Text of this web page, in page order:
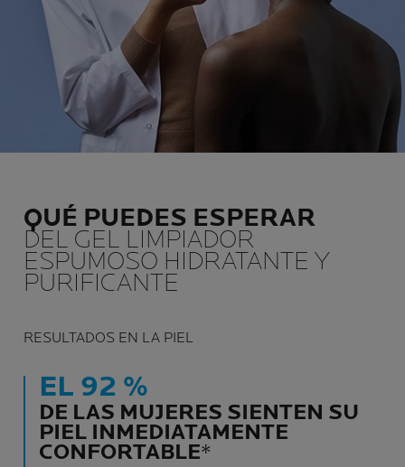
QUÉ PUEDES ESPERAR
DEL GEL LIMPIADOR
ESPUMOSO HIDRATANTE Y
PURIFICANTE
RESULTADOS EN LA PIEL
EL 92 %
DE LAS MUJERES SIENTEN SU
PIEL INMEDIATAMENTE
CONFORTABLE*